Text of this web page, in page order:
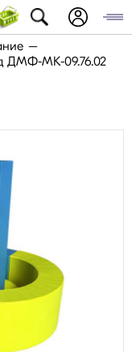
ДМФ-МК-09.76.02